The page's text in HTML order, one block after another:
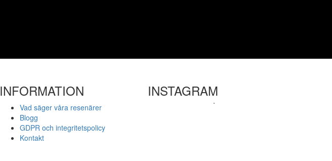
INFORMATION
Vad säger våra resenärer
Blogg
GDPR och integritetspolicy
Kontakt
INSTAGRAM